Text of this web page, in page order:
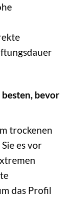
bevor
trockenen
es vor
das Profil